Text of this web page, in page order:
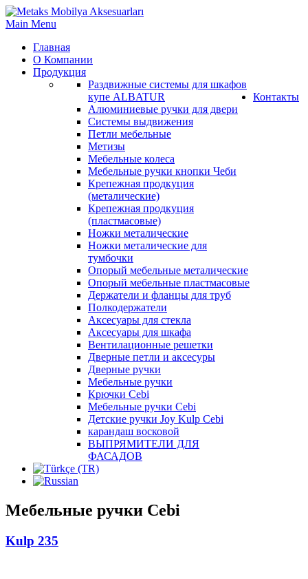
Main Menu
Главная
О Компании
Продукция
Раздвижные системы для шкафов
купе ALBATUR
Алюминиевые ручки для двери
Системы выдвижения
Петли мебельные
Метизы
Мебельные колеса
Мебельные ручки кнопки Чеби
Крепежная продкуция
(металические)
Крепежная продкуция
(пластмасовые)
Ножки‏ металические
Ножки‏ металические для
тумбочки
Опорый мебельные металические
Опорый мебельные пластмасовые
Держатели и фланцы для труб
Полкодержатели
Аксесуары для стекла
Аксесуары для шкафа
Вентилационные решетки
Дверные петли и аксесуры
Дверные ручки
Мебельные ручки
Крючки Cebi
Мебельные ручки Cebi
Детские ручки Joy Kulp Cebi
карандаш восковой
ВЫПРЯМИТЕЛИ ДЛЯ
ФАСАДОВ
Контакты
Мебельные ручки Cebi
Kulp 235